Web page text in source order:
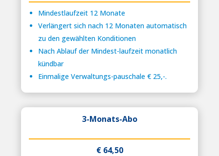
Mindestlaufzeit 12 Monate
Verlängert sich nach 12 Monaten automatisch
zu den gewählten Konditionen
Nach Ablauf der Mindest-laufzeit monatlich
kündbar
Einmalige Verwaltungs-pauschale € 25,-.
3-Monats-Abo
€ 64,50